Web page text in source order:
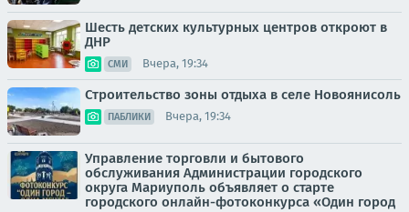
Шесть детских культурных центров откроют в
ДНР
СМИ Вчера, 19:34
Строительство зоны отдыха в селе Новоянисоль
ПАБЛИКИ Вчера, 19:34
Управление торговли и бытового
обслуживания Администрации городского
округа Мариуполь объявляет о старте
городского онлайн-фотоконкурса «Один город